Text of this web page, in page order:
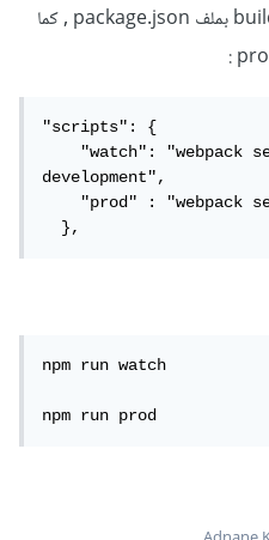
تعريف السكربت watch عوضا عن build بملف package.json , كما
"scripts": {
    "watch": "webpack serve --mode
development",
    "prod" : "webpack serve --mode production"
  },
npm run watch
npm run prod